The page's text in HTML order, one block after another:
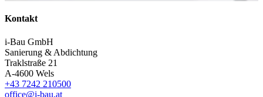
Kontakt
i-Bau GmbH
Sanierung & Abdichtung
Traklstraße 21
A-4600 Wels
+43 7242 210500
office@i-bau.at